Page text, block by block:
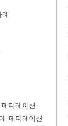
례
더레이션
페더레이션